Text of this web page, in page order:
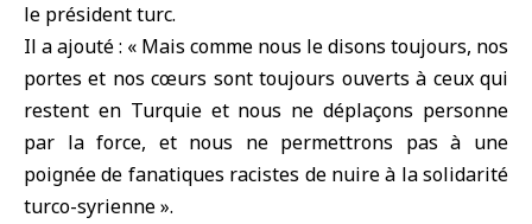
le président turc.
Il a ajouté : « Mais comme nous le disons toujours, nos
portes et nos cœurs sont toujours ouverts à ceux qui
restent en Turquie et nous ne déplaçons personne
par la force, et nous ne permettrons pas à une
poignée de fanatiques racistes de nuire à la solidarité
turco-syrienne ».